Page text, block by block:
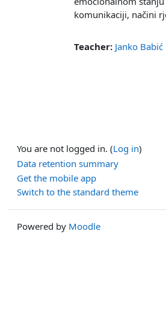
komunikaciji, načini
Teacher: Janko Babić
You are not logged in. (Log in)
Data retention summary
Get the mobile app
Switch to the standard theme
Powered by Moodle